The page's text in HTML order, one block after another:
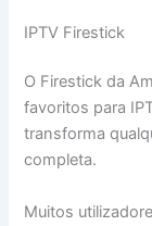
IPTV Firestick
O Firestick da
favoritos para
transforma
completa.
Muitos